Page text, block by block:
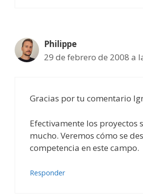
Philippe
29 de febrero de 2008 a
Gracias por tu comentario
Efectivamente los proyectos
mucho. Veremos cómo se
competencia en este campo.
Responder